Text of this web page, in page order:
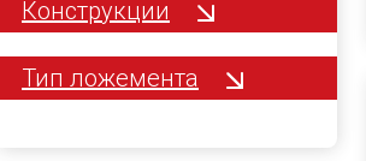
Конструкции
Тип ложемента